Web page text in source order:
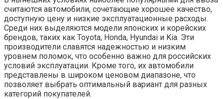
считаются автомобили, сочетающие хорошее качество,
доступную цену и низкие эксплуатационные расходы.
Среди них выделяются модели японских и корейских
брендов, таких как Toyota, Honda, Hyundai и Kia. Эти
производители славятся надежностью и низким
уровнем поломок, что особенно важно для российских
условий эксплуатации. Кроме того, их автомобили
представлены в широком ценовом диапазоне, что
позволяет выбрать оптимальный вариант для разных
категорий покупателей.